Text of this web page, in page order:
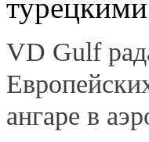
VD Gulf
ангаре в